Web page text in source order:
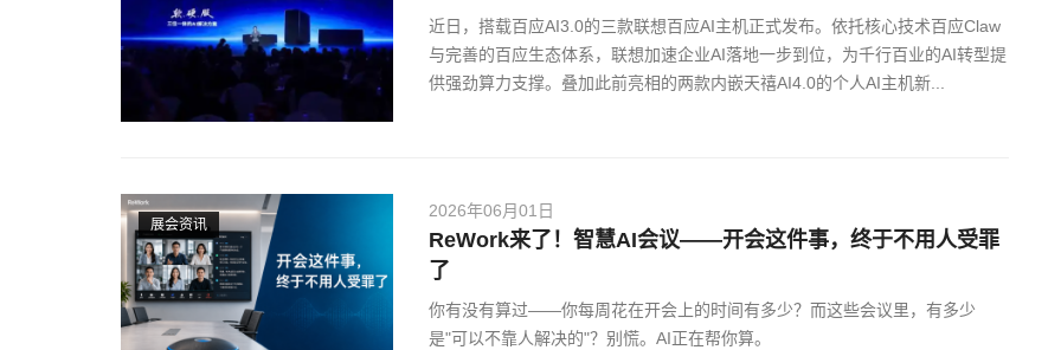
近日，搭载百应AI3.0的三款联想百应AI主机正式发布。依托核心技术百应Claw
与完善的百应生态体系，联想加速企业AI落地一步到位，为千行百业的AI转型提
供强劲算力支撑。叠加此前亮相的两款内嵌天禧AI4.0的个人AI主机新...
展会资讯
2026年06月01日
ReWork来了！智慧AI会议——开会这件事，终于不用人受罪
了
你有没有算过——你每周花在开会上的时间有多少？而这些会议里，有多少
是"可以不靠人解决的"？别慌。AI正在帮你算。